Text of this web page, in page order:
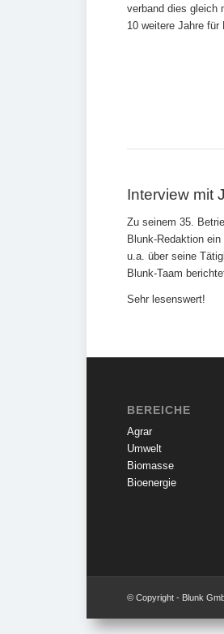
verband dies gleich
10 weitere Jahre für
Interview mit
Zu seinem 35.
Blunk-Redaktion
u.a. über seine
Blunk-Taam
Sehr lesenswert!
BEREICHE
Agrar
Umwelt
Biomasse
Bioenergie
© Copyright - Blunk